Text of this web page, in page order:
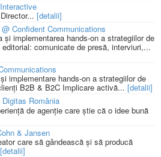
[detalii]
Confident Communications
și implementarea hands-on a strategiilor de
comunicate de presă, interviuri,...
implementare hands-on a strategiilor de
B2B & B2C Implicare activă... [detalii]
România
de agenție care știe că o idee bună
& Jansen
care să gândească și să producă
[detalii]